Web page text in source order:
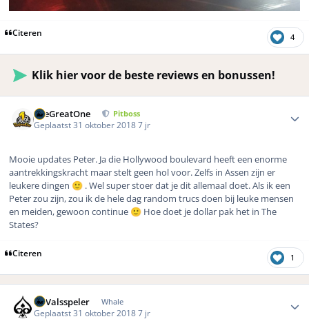
Citeren 4
Klik hier voor de beste reviews en bonussen!
TheGreatOne Pitboss
Geplaatst 31 oktober 20187 jr
Mooie updates Peter. Ja die Hollywood boulevard heeft een enorme
aantrekkingskracht maar stelt geen hol voor. Zelfs in Assen zijn er
leukere dingen 🙂 . Wel super stoer dat je dit allemaal doet. Als ik een
Peter zou zijn, zou ik de hele dag random trucs doen bij leuke mensen
en meiden, gewoon continue 🙂 Hoe doet je dollar pak het in The
States?
Citeren 1
DeValsspeler Whale
Geplaatst 31 oktober 20187 jr